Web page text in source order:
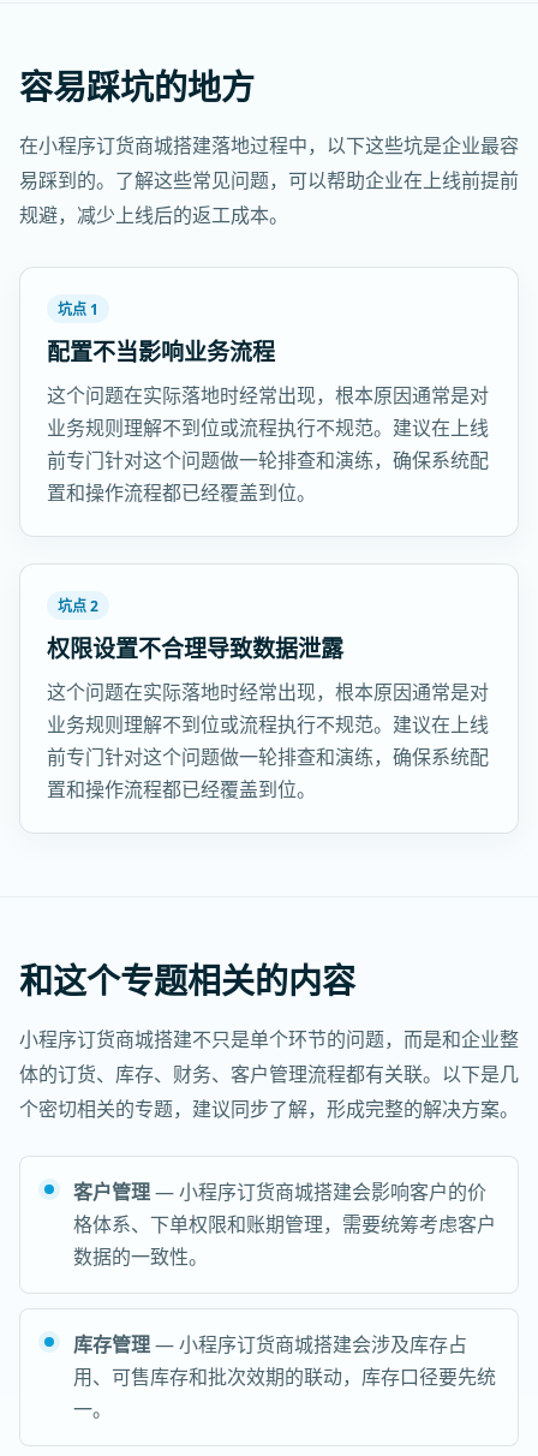
容易踩坑的地方
在小程序订货商城搭建落地过程中，以下这些坑是企业最容
易踩到的。了解这些常见问题，可以帮助企业在上线前提前
规避，减少上线后的返工成本。
坑点 1
配置不当影响业务流程
这个问题在实际落地时经常出现，根本原因通常是对
业务规则理解不到位或流程执行不规范。建议在上线
前专门针对这个问题做一轮排查和演练，确保系统配
置和操作流程都已经覆盖到位。
坑点 2
权限设置不合理导致数据泄露
这个问题在实际落地时经常出现，根本原因通常是对
业务规则理解不到位或流程执行不规范。建议在上线
前专门针对这个问题做一轮排查和演练，确保系统配
置和操作流程都已经覆盖到位。
和这个专题相关的内容
小程序订货商城搭建不只是单个环节的问题，而是和企业整
体的订货、库存、财务、客户管理流程都有关联。以下是几
个密切相关的专题，建议同步了解，形成完整的解决方案。
客户管理— 小程序订货商城搭建会影响客户的价
格体系、下单权限和账期管理，需要统筹考虑客户
数据的一致性。
库存管理— 小程序订货商城搭建会涉及库存占
用、可售库存和批次效期的联动，库存口径要先统
一。